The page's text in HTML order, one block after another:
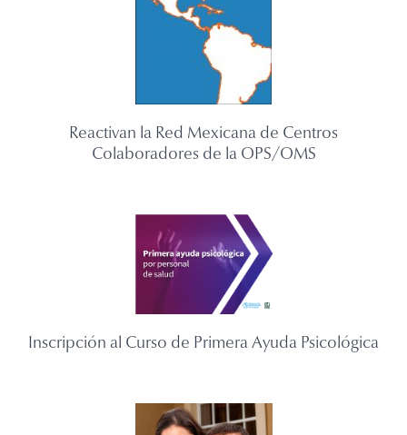
Reactivan la Red Mexicana de Centros
Colaboradores de la OPS/OMS
Inscripción al Curso de Primera Ayuda Psicológica